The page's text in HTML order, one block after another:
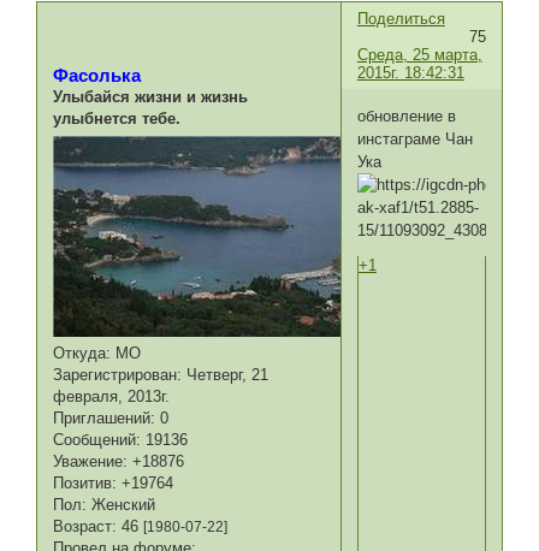
Поделиться
75
Среда, 25 марта,
2015г. 18:42:31
Фасолька
Улыбайся жизни и жизнь
улыбнется тебе.
Откуда: МО
Зарегистрирован: Четверг, 21
февраля, 2013г.
Приглашений: 0
Сообщений: 19136
Уважение: +18876
Позитив: +19764
Пол: Женский
Возраст: 46[1980-07-22]
обновление в
инстаграме Чан
Ука
+1